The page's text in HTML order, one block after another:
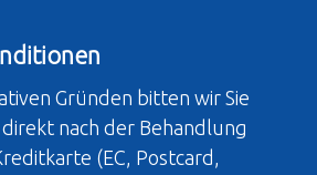
Gründen bitten wir Sie
nach der Behandlung
(EC, Postcard,